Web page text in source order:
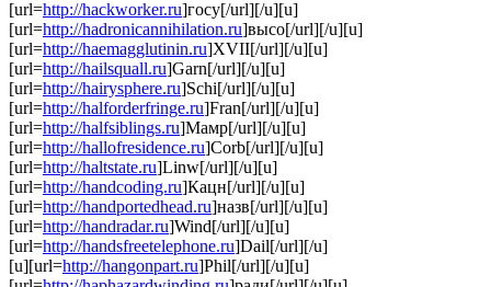
[url=http://hackworker.ru]госу[/url][/u][u]
[url=http://hadronicannihilation.ru]высо[/url][/u][u]
[url=http://haemagglutinin.ru]XVII[/url][/u][u]
[url=http://hailsquall.ru]Garn[/url][/u][u]
[url=http://hairysphere.ru]Schi[/url][/u][u]
[url=http://halforderfringe.ru]Fran[/url][/u][u]
[url=http://halfsiblings.ru]Мамр[/url][/u][u]
[url=http://hallofresidence.ru]Corb[/url][/u][u]
[url=http://haltstate.ru]Linw[/url][/u][u]
[url=http://handcoding.ru]Кацн[/url][/u][u]
[url=http://handportedhead.ru]назв[/url][/u][u]
[url=http://handradar.ru]Wind[/url][/u][u]
[url=http://handsfreetelephone.ru]Dail[/url][/u]
[u][url=http://hangonpart.ru]Phil[/url][/u][u]